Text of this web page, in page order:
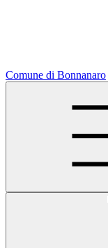
Comune di Bonnanaro